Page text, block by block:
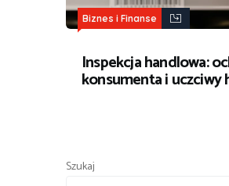
Biznes i Finanse
Inspekcja handlowa:
konsumenta i uczciwy
Szukaj